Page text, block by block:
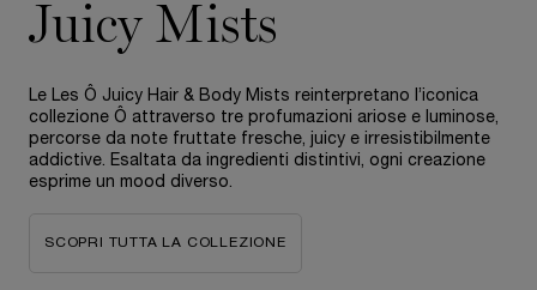
Juicy Mists
Le Les Ô Juicy Hair & Body Mists reinterpretano l’iconica
collezione Ô attraverso tre profumazioni ariose e luminose,
percorse da note fruttate fresche, juicy e irresistibilmente
addictive. Esaltata da ingredienti distintivi, ogni creazione
esprime un mood diverso.
SCOPRI TUTTA LA COLLEZIONE